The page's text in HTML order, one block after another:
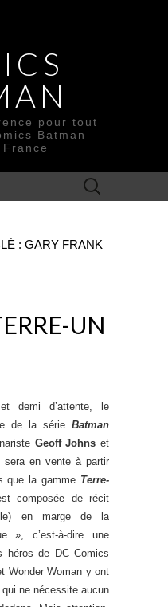
pour tout
Batman
Rechercher :
: GARY FRANK
UN
demi d’attente, le
de la série Batman
Geoff Johns et
sera en vente à partir
que la gamme Terre-
composée de récit
en marge de la
», c’est-à-dire une
héros de DC Comics
Wonder Woman y ont
ne nécessite aucun